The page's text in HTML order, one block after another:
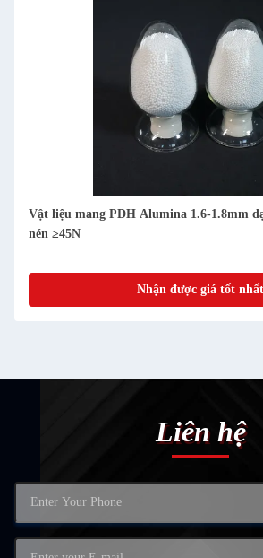
Vật liệu mang PDH Alumina 1.6-1.8mm
nén ≥45N
Nhận được giá tốt nhất
Liên hệ